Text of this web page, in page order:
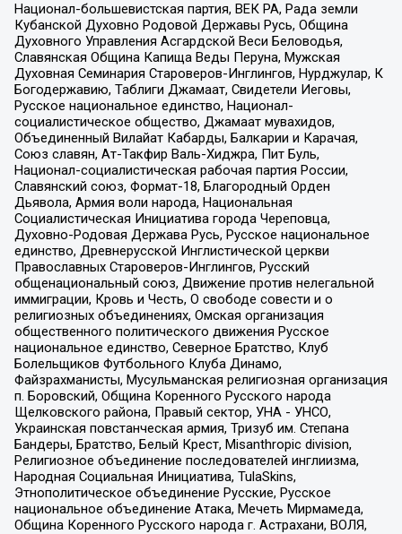
Национал-большевистская партия, ВЕК РА, Рада земли
Кубанской Духовно Родовой Державы Русь, Община
Духовного Управления Асгардской Веси Беловодья,
Славянская Община Капища Веды Перуна, Мужская
Духовная Семинария Староверов-Инглингов, Нурджулар, К
Богодержавию, Таблиги Джамаат, Свидетели Иеговы,
Русское национальное единство, Национал-
социалистическое общество, Джамаат мувахидов,
Объединенный Вилайат Кабарды, Балкарии и Карачая,
Союз славян, Ат-Такфир Валь-Хиджра, Пит Буль,
Национал-социалистическая рабочая партия России,
Славянский союз, Формат-18, Благородный Орден
Дьявола, Армия воли народа, Национальная
Социалистическая Инициатива города Череповца,
Духовно-Родовая Держава Русь, Русское национальное
единство, Древнерусской Инглистической церкви
Православных Староверов-Инглингов, Русский
общенациональный союз, Движение против нелегальной
иммиграции, Кровь и Честь, О свободе совести и о
религиозных объединениях, Омская организация
общественного политического движения Русское
национальное единство, Северное Братство, Клуб
Болельщиков Футбольного Клуба Динамо,
Файзрахманисты, Мусульманская религиозная организация
п. Боровский, Община Коренного Русского народа
Щелковского района, Правый сектор, УНА - УНСО,
Украинская повстанческая армия, Тризуб им. Степана
Бандеры, Братство, Белый Крест, Misanthropic division,
Религиозное объединение последователей инглиизма,
Народная Социальная Инициатива, TulaSkins,
Этнополитическое объединение Русские, Русское
национальное объединение Атака, Мечеть Мирмамеда,
Община Коренного Русского народа г. Астрахани, ВОЛЯ,